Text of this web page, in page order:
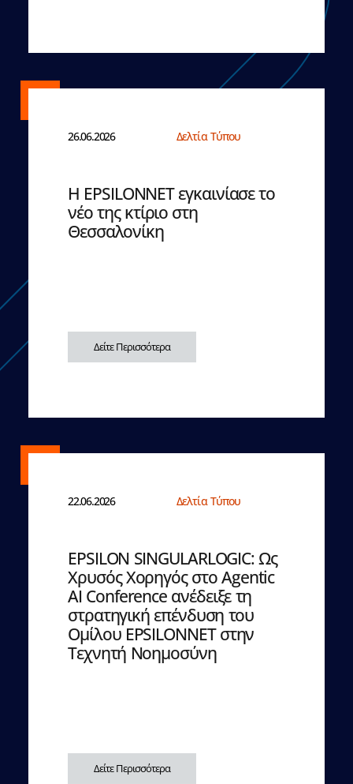
26.06.2026 Δελτία Τύπου
Η EPSILONNET εγκαινίασε το
νέο της κτίριο στη
Θεσσαλονίκη
Δείτε Περισσότερα
22.06.2026 Δελτία Τύπου
EPSILON SINGULARLOGIC: Ως
Χρυσός Χορηγός στο Agentic
AI Conference ανέδειξε τη
στρατηγική επένδυση του
Ομίλου EPSILONNET στην
Τεχνητή Νοημοσύνη
Δείτε Περισσότερα